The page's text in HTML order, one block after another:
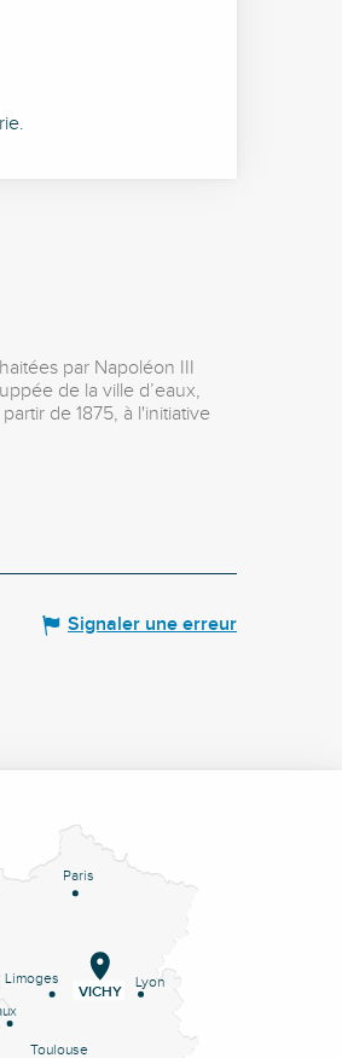
par Napoléon III
de la ville d’eaux,
de 1875, à l'initiative
Signaler une erreur
Paris
Lyon
Limoges
Toulouse
VICHY